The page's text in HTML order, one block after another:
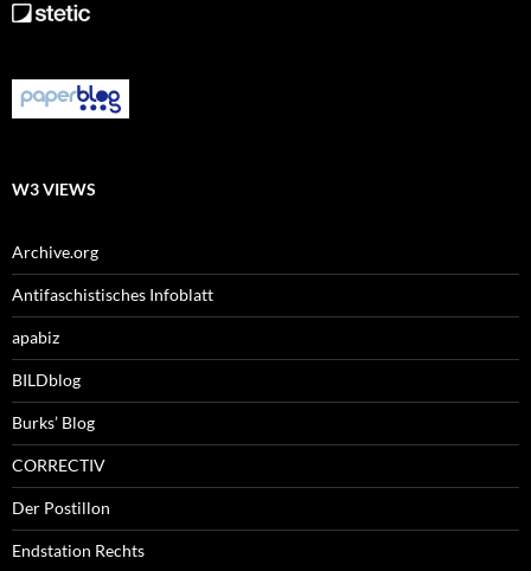
W3 VIEWS
Archive.org
Antifaschistisches Infoblatt
apabiz
BILDblog
Burks’ Blog
CORRECTIV
Der Postillon
Endstation Rechts